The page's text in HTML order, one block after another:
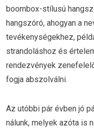
boombox-stílusú
hangszóró, ahogyan a
tevékenységekhez,
strandoláshoz és
rendezvények
fogja abszolválni.
Az utóbbi pár évben jó
nálunk, melyek azóta is